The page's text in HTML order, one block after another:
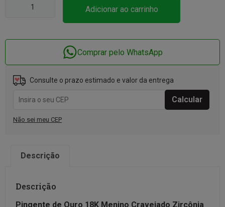
Adicionar ao carrinho
Comprar pelo WhatsApp
Consulte o prazo estimado e valor da entrega
Não sei meu CEP
Descrição
Descrição
Pingente de Ouro 18K Menino Cravejado Zircônia